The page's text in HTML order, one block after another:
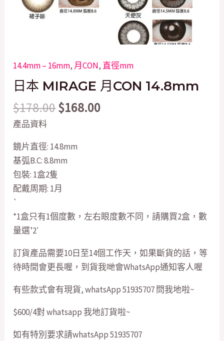
14.4mm – 16mm, 月CON, 直徑mm
日本 MIRAGE 月CON 14.8mm
$178.00$168.00
產品資料
鏡片直徑: 14.8mm
基弧B.C: 8.8mm
包裝: 1盒2隻
配戴周期: 1月
`
*1盒只有1個度數，左右眼度數不同，請購買2盒，數
量選’2′
訂貨產品需要10日至14個工作天，如果斷貨的話，等
待時間會更長喔，到貨我哋會WhatsApp通知客人喔
有些款式會有現貨, whatsApp 51935707 問我地啦~
$600/4對 whatsapp 我地訂貨啦~
如有特別要求請whatsApp 51935707